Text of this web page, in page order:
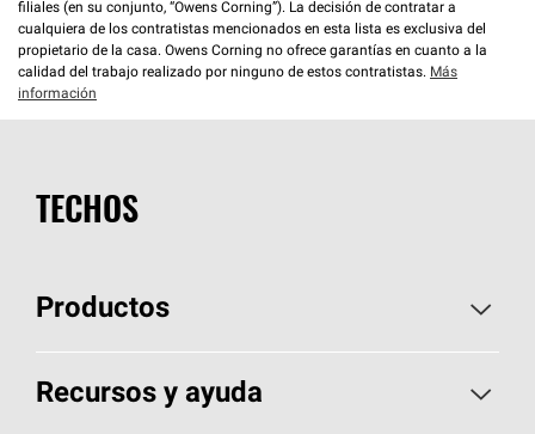
filiales (en su conjunto, “Owens Corning”). La decisión de contratar a
cualquiera de los contratistas mencionados en esta lista es exclusiva del
propietario de la casa. Owens Corning no ofrece garantías en cuanto a la
calidad del trabajo realizado por ninguno de estos contratistas. Más
información
TECHOS
Productos
Elija sus tejas
Recursos y ayuda